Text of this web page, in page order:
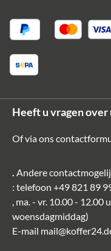
Heeft u vragen
Of via ons
. Andere
: telefoon +49 821 89
, ma. - vr. 10.00 - 12.00
woensdagmiddag)
E-mail